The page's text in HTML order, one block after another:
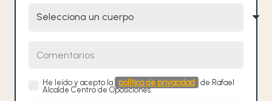
He leído y acepto la política de privacidad
de Rafael
Alcalde Centro de Oposiciones.